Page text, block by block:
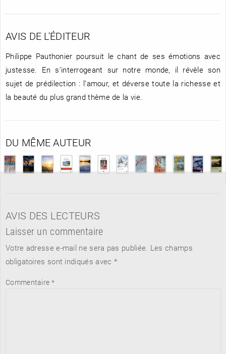
AVIS DE L'ÉDITEUR
Philippe Pauthonier poursuit le chant de ses émotions avec
justesse. En s’interrogeant sur notre monde, il révèle son
sujet de prédilection : l’amour, et déverse toute la richesse et
la beauté du plus grand thème de la vie.
DU MÊME AUTEUR
AVIS DES LECTEURS
Laisser un commentaire
Votre adresse e-mail ne sera pas publiée. Les champs
obligatoires sont indiqués avec *
Commentaire *